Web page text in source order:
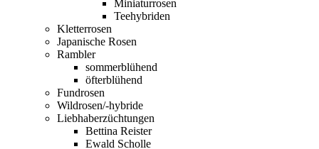
Miniaturrosen
Teehybriden
Kletterrosen
Japanische Rosen
Rambler
sommerblühend
öfterblühend
Fundrosen
Wildrosen/-hybride
Liebhaberzüchtungen
Bettina Reister
Ewald Scholle